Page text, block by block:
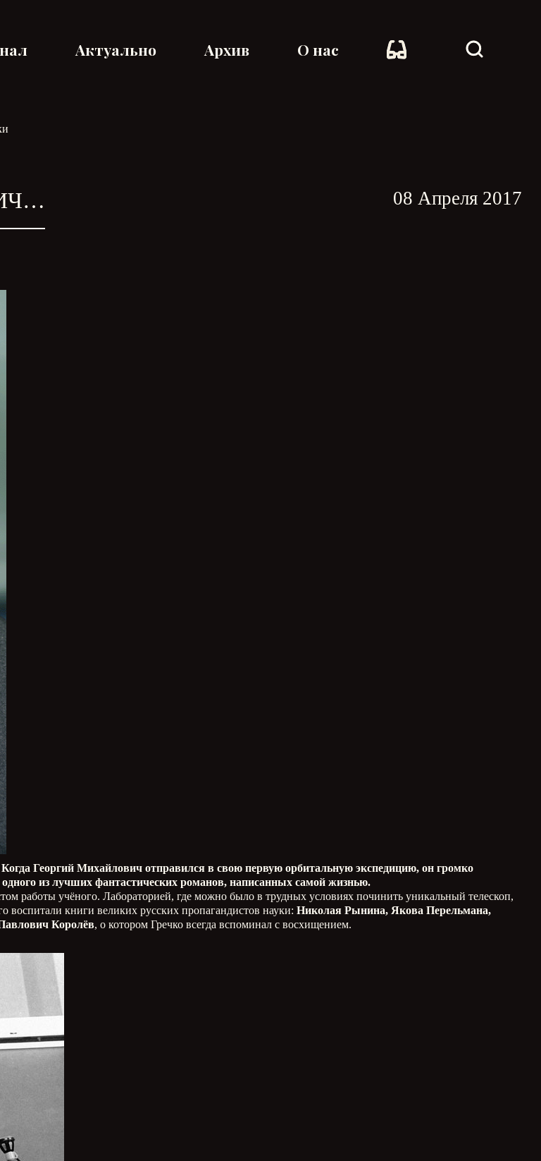
Актуально Архив О нас
08 Апреля 2017
Георгий Михайлович отправился в свою первую орбитальную экспедицию, он громко
из лучших фантастических романов, написанных самой жизнью.
работы учёного. Лабораторией, где можно было в трудных условиях починить уникальный телескоп,
книги великих русских пропагандистов науки: Николая Рынина, Якова Перельмана,
Королёв, о котором Гречко всегда вспоминал с восхищением.